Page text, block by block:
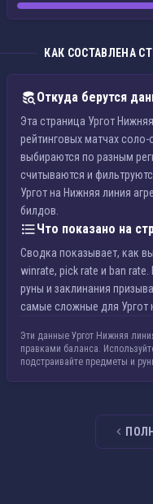
КАК СОСТАВЛЕНА
Откуда берутся
Эта страница Ургот
рейтинговых матчах соло-
выбираются по разным
считываются и
Ургот на Нижняя линия
билдов.
Что показано на
Сводка показывает, как
winrate, pick rate и ban
руны и заклинания
самые сложные для Ургот
Эти данные Ургот Нижняя
правками баланса.
подстраивайте предметы и